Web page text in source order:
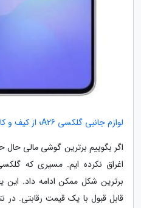
لوازم جانبی گلکسی A26؛ از کیف و کاور تا شارژر و هدفون
برترین شکل ممکن ادامه داد.
قابل قبول با یک قیمت رقابتی. در